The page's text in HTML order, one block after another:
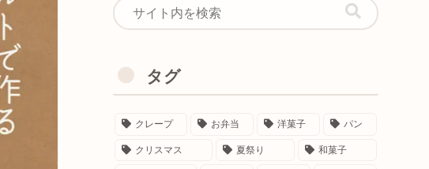
タグ
クレープ お弁当 洋菓子 パン
クリスマス 夏祭り 和菓子